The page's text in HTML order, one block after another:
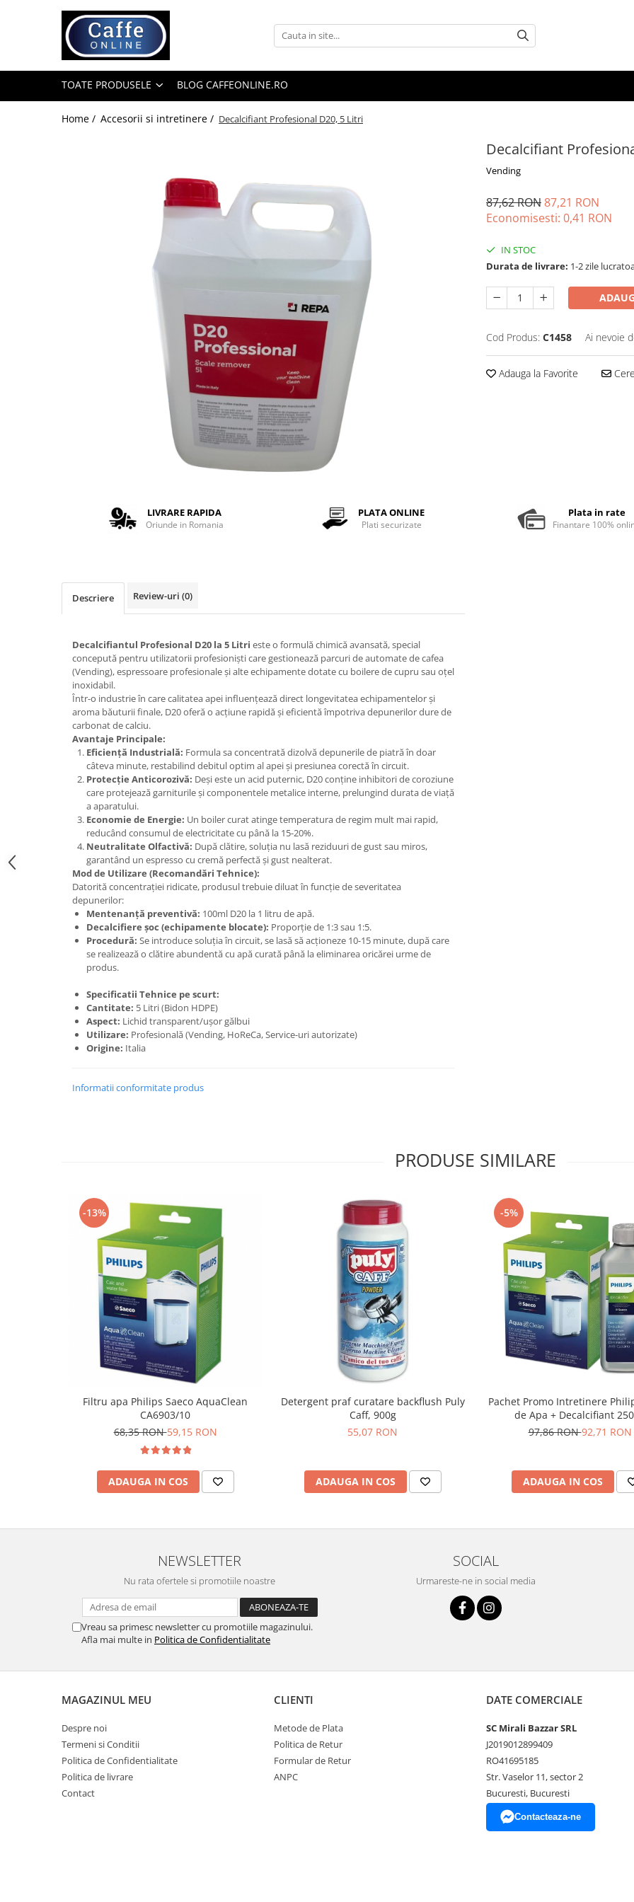
Toate Produsele
Capsule Cafea
Stabilizatoare tensiune
Piese schimb espressoare
Accesorii si intretinere
TOATE PRODUSELE BLOG CAFFEONLINE.RO
Home / Accesorii si intretinere / Decalcifiant Profesional D20, 5 Litri
Decalcifiant
Vending
87,62 RON87,21 RON
Economisesti: 0,41 RON
IN STOC
Durata de livrare: 1-2 zile
Cod Produs: C1458 Ai nevoie
Adauga la Favorite
LIVRARE RAPIDA
Oriunde in Romania
PLATA ONLINE
Plati securizate
Plata in rate
Finantare 100%
Descriere Review-uri (0)
Decalcifiantul Profesional D20 la 5 Litri este o formulă chimică avansată, special
concepută pentru utilizatorii profesioniști care gestionează parcuri de automate de cafea
(Vending), espressoare profesionale și alte echipamente dotate cu boilere de cupru sau oțel
inoxidabil.
Într-o industrie în care calitatea apei influențează direct longevitatea echipamentelor și
aroma băuturii finale, D20 oferă o acțiune rapidă și eficientă împotriva depunerilor dure de
carbonat de calciu.
Avantaje Principale:
Eficiență Industrială: Formula sa concentrată dizolvă depunerile de piatră în doar
câteva minute, restabilind debitul optim al apei și presiunea corectă în circuit.
Protecție Anticorozivă: Deși este un acid puternic, D20 conține inhibitori de coroziune
care protejează garniturile și componentele metalice interne, prelungind durata de viață
a aparatului.
Economie de Energie: Un boiler curat atinge temperatura de regim mult mai rapid,
reducând consumul de electricitate cu până la 15-20%.
Neutralitate Olfactivă: După clătire, soluția nu lasă reziduuri de gust sau miros,
garantând un espresso cu cremă perfectă și gust nealterat.
Mod de Utilizare (Recomandări Tehnice):
Datorită concentrației ridicate, produsul trebuie diluat în funcție de severitatea
depunerilor:
Mentenanță preventivă: 100ml D20 la 1 litru de apă.
Decalcifiere șoc (echipamente blocate): Proporție de 1:3 sau 1:5.
Procedură: Se introduce soluția în circuit, se lasă să acționeze 10-15 minute, după care
se realizează o clătire abundentă cu apă curată până la eliminarea oricărei urme de
produs.
Specificatii Tehnice pe scurt:
Cantitate: 5 Litri (Bidon HDPE)
Aspect: Lichid transparent/ușor gălbui
Utilizare: Profesională (Vending, HoReCa, Service-uri autorizate)
Origine: Italia
Informatii conformitate produs
PRODUSE SIMILARE
-13%
Filtru apa Philips Saeco AquaClean
CA6903/10
68,35 RON59,15 RON
ADAUGA IN COS
Detergent praf curatare backflush Puly
Caff, 900g
55,07 RON
ADAUGA IN COS
-5%
Pachet Promo Intretinere
de Apa + Decalcifiant
97,86 RON92,71 RON
ADAUGA IN COS
NEWSLETTER
Nu rata ofertele si promotiile noastre
Vreau sa primesc newsletter cu promotiile magazinului.
Afla mai multe in Politica de Confidentialitate
SOCIAL
Urmareste-ne in social media
MAGAZINUL MEU
Despre noi
Termeni si Conditii
Politica de Confidentialitate
Politica de livrare
Contact
CLIENTI
Metode de Plata
Politica de Retur
Formular de Retur
ANPC
DATE COMERCIALE
SC Mirali Bazzar SRL
J2019012899409
RO41695185
Str. Vaselor 11, sector 2
Bucuresti, Bucuresti
Contacteaza-ne